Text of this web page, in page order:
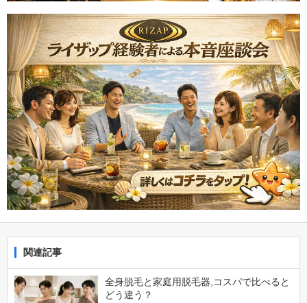
関連記事
全身脱毛と家庭用脱毛器,コスパで比べると
どう違う？